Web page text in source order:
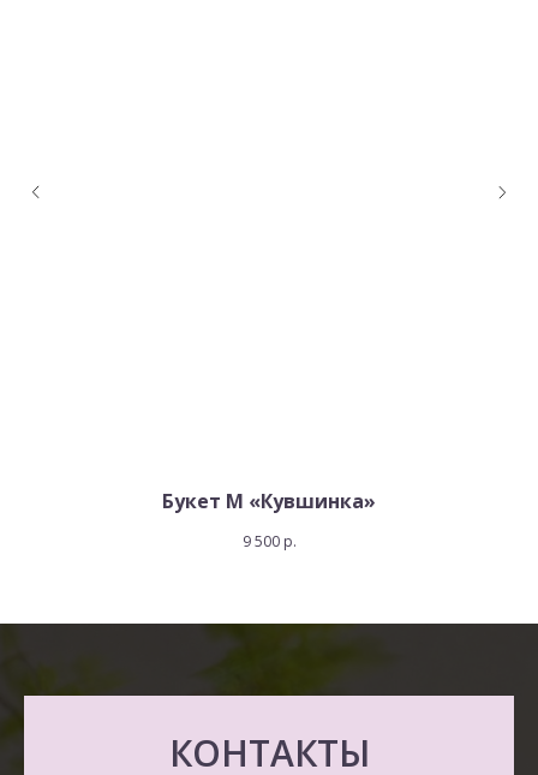
Букет М «Кувшинка»
9 500 р.
КОНТАКТЫ